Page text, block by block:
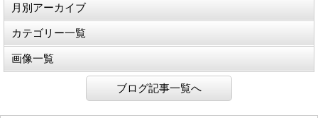
月別アーカイブ
カテゴリー一覧
画像一覧
ブログ記事一覧へ